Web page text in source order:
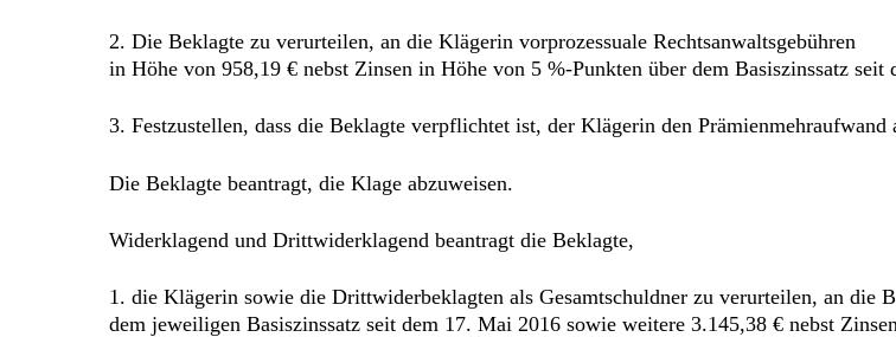
2. Die Beklagte zu verurteilen, an die Klägerin vorprozessuale Rechtsanwaltsgebühren
in Höhe von 958,19 € nebst Zinsen in Höhe von 5 %-Punkten über dem Basiszinssatz seit
3. Festzustellen, dass die Beklagte verpflichtet ist, der Klägerin den Prämienmehraufwand
Die Beklagte beantragt, die Klage abzuweisen.
Widerklagend und Drittwiderklagend beantragt die Beklagte,
1. die Klägerin sowie die Drittwiderbeklagten als Gesamtschuldner zu verurteilen, an die
dem jeweiligen Basiszinssatz seit dem 17. Mai 2016 sowie weitere 3.145,38 € nebst